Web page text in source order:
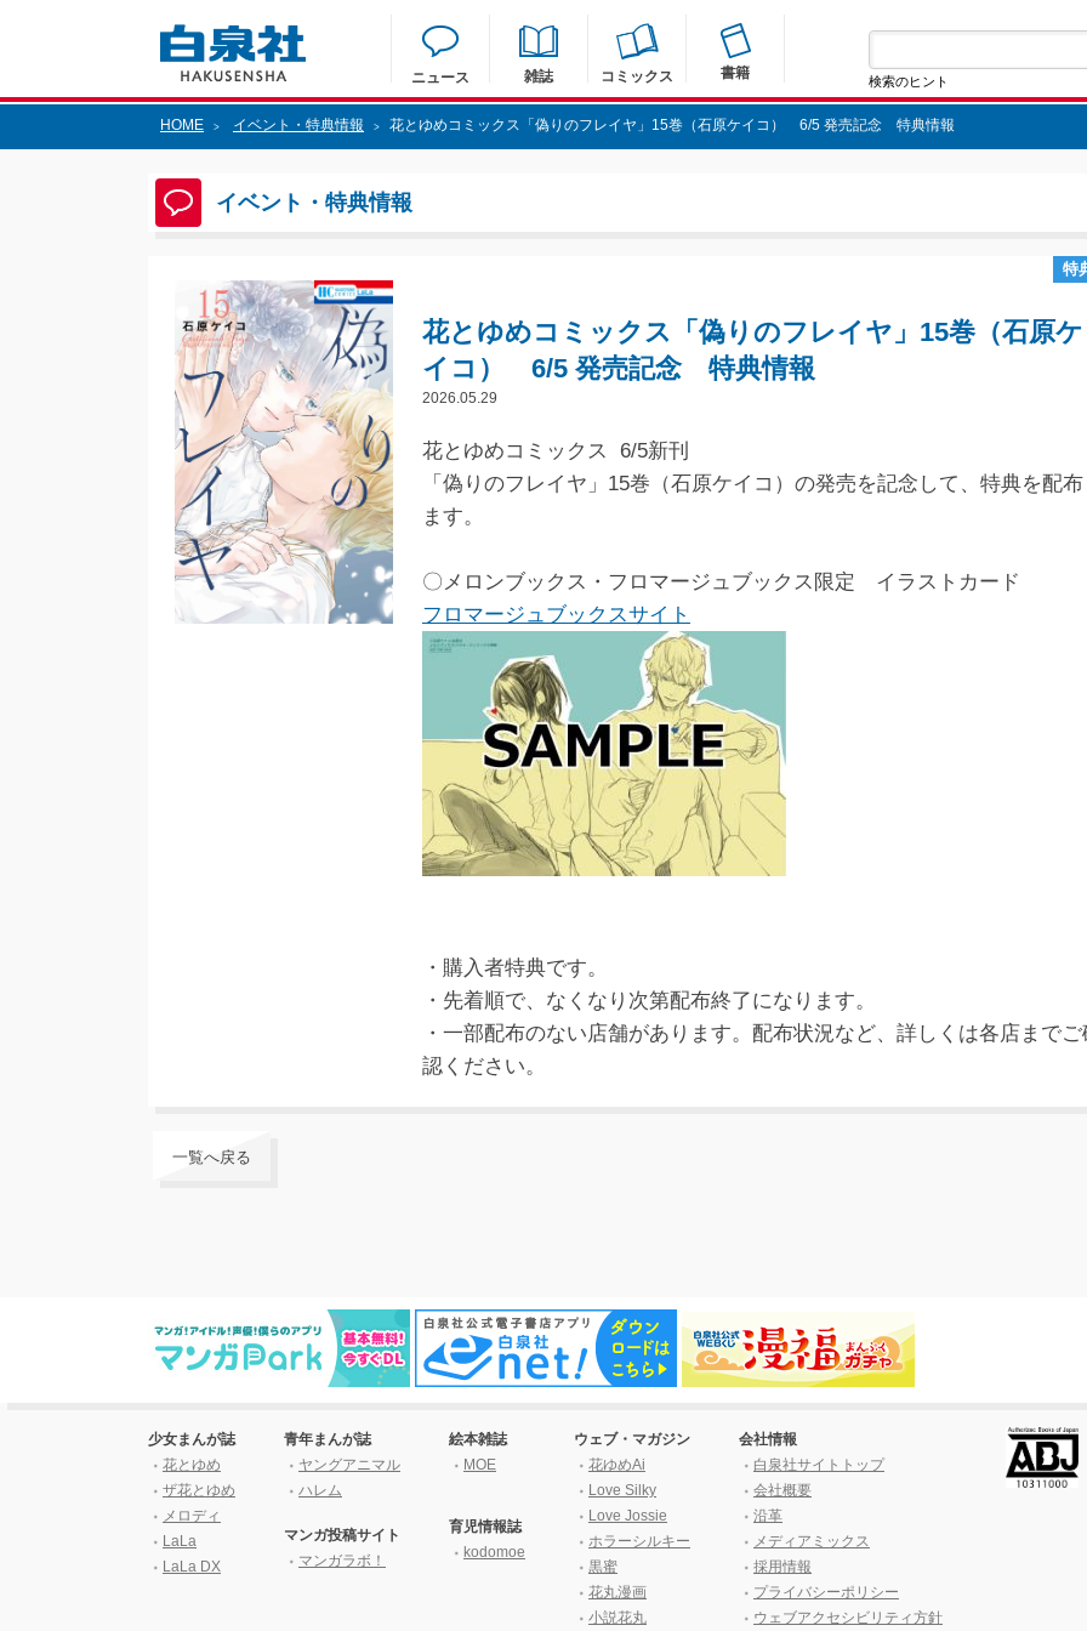
ニュース 雑誌 コミックス 書籍 検索のヒント
HOME > イベント・特典情報 > 花とゆめコミックス「偽りのフレイヤ」15巻（石原ケイコ） 6/5 発売記念 特典情報
イベント・特典情報
特
花とゆめコミックス「偽りのフレイヤ」15巻（石原ケ
イコ） 6/5 発売記念 特典情報
2026.05.29
花とゆめコミックス 6/5新刊
「偽りのフレイヤ」15巻（石原ケイコ）の発売を記念して、特典を配
ます。
〇メロンブックス・フロマージュブックス限定 イラストカード
フロマージュブックスサイト
・購入者特典です。
・先着順で、なくなり次第配布終了になります。
・一部配布のない店舗があります。配布状況など、詳しくは各店までご
認ください。
一覧へ戻る
少女まんが誌
花とゆめ
ザ花とゆめ
メロディ
LaLa
LaLa DX
青年まんが誌
ヤングアニマル
ハレム
マンガ投稿サイト
マンガラボ！
絵本雑誌
MOE
育児情報誌
kodomoe
ウェブ・マガジン
花ゆめAi
Love Silky
Love Jossie
ホラーシルキー
黒蜜
花丸漫画
小説花丸
会社情報
白泉社サイトトップ
会社概要
沿革
メディアミックス
採用情報
プライバシーポリシー
ウェブアクセシビリティ方針